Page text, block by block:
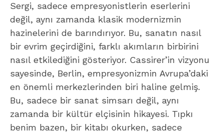
Sergi, sadece empresyonistlerin eserlerini
değil, aynı zamanda klasik modernizmin
hazinelerini de barındırıyor. Bu, sanatın nasıl
bir evrim geçirdiğini, farklı akımların birbirini
nasıl etkilediğini gösteriyor. Cassirer’in vizyonu
sayesinde, Berlin, empresyonizmin Avrupa’daki
en önemli merkezlerinden biri haline gelmiş.
Bu, sadece bir sanat simsarı değil, aynı
zamanda bir kültür elçisinin hikayesi. Tıpkı
benim bazen, bir kitabı okurken, sadece